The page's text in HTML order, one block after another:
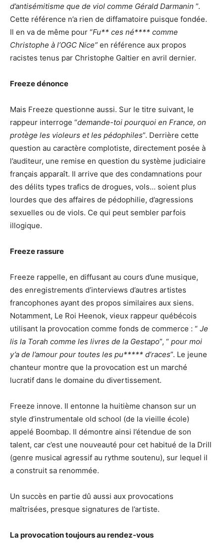
d’antisémitisme que de viol comme Gérald Darmanin ”.
Cette référence n’a rien de diffamatoire puisque fondée.
Il en va de même pour “Fu** ces né**** comme
Christophe à l’OGC Nice” en référence aux propos
racistes tenus par Christophe Galtier en avril dernier.
Freeze dénonce
Mais Freeze questionne aussi. Sur le titre suivant, le
rappeur interroge “demande-toi pourquoi en France, on
protège les violeurs et les pédophiles”. Derrière cette
question au caractère complotiste, directement posée à
l’auditeur, une remise en question du système judiciaire
français apparaît. Il arrive que des condamnations pour
des délits types trafics de drogues, vols… soient plus
lourdes que des affaires de pédophilie, d’agressions
sexuelles ou de viols. Ce qui peut sembler parfois
illogique.
Freeze rassure
Freeze rappelle, en diffusant au cours d’une musique,
des enregistrements d’interviews d’autres artistes
francophones ayant des propos similaires aux siens.
Notamment, Le Roi Heenok, vieux rappeur québécois
utilisant la provocation comme fonds de commerce : “ Je
lis la Torah comme les livres de la Gestapo”, “ pour moi
y’a de l’amour pour toutes les pu***** d’races”. Le jeune
chanteur montre que la provocation est un marché
lucratif dans le domaine du divertissement.
Freeze innove. Il entonne la huitième chanson sur un
style d’instrumentale old school (de la vieille école)
appelé Boombap. Il démontre ainsi l’étendue de son
talent, car c’est une nouveauté pour cet habitué de la Drill
(genre musical agressif au rythme soutenu), sur lequel il
a construit sa renommée.
Un succès en partie dû aussi aux provocations
maîtrisées, presque signatures de l’artiste.
La provocation toujours au rendez-vous